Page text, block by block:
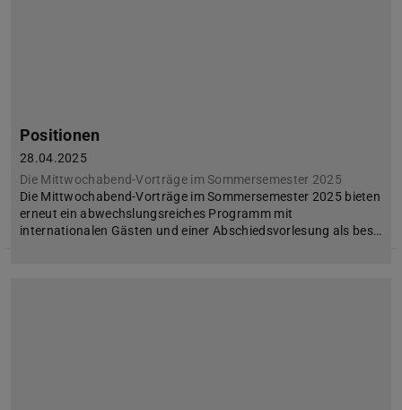
Positionen
28.04.2025
Die Mittwochabend-Vorträge im Sommersemester 2025
Die Mittwochabend-Vorträge im Sommersemester 2025 bieten
erneut ein abwechslungsreiches Programm mit
internationalen Gästen und einer Abschiedsvorlesung als bes…